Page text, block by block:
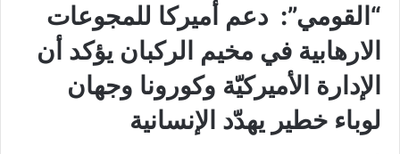
“القومي”: دعم أميركا للمجوعات
الارهابية في مخيم الركبان يؤكد أن
الإدارة الأميركيّة وكورونا وجهان
لوباء خطير يهدّد الإنسانية